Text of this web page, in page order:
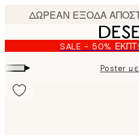
content.
SALE - 50%
▸ Poster